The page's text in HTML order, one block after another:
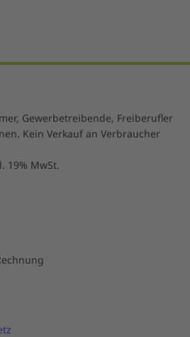
Gewerbetreibende, Freiberufler
Kein Verkauf an Verbraucher
19% MwSt.